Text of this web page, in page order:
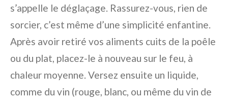
s’appelle le déglaçage. Rassurez-vous, rien de
sorcier, c’est même d’une simplicité enfantine.
Après avoir retiré vos aliments cuits de la poêle
ou du plat, placez-le à nouveau sur le feu, à
chaleur moyenne. Versez ensuite un liquide,
comme du vin (rouge, blanc, ou même du vin de